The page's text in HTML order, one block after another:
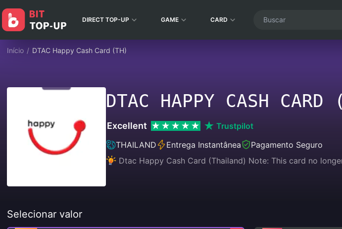
DIRECT TOP-UP GAME CARD
Início / DTAC Happy Cash Card (TH)
DTAC HAPPY CASH CARD
Excellent
Trustpilot
THAILAND
Entrega Instantânea
Pagamento Seguro
Dtac Happy Cash Card (Thailand) Note: This card no
Selecionar valor